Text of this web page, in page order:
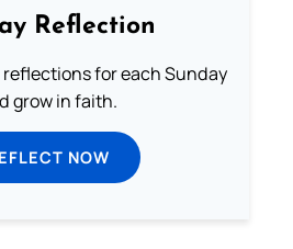
Reflection
for each Sunday
grow in faith.
NOW